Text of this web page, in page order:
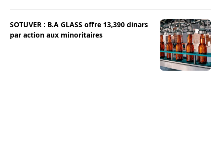
SOTUVER : B.A GLASS offre 13,390 dinars
par action aux minoritaires